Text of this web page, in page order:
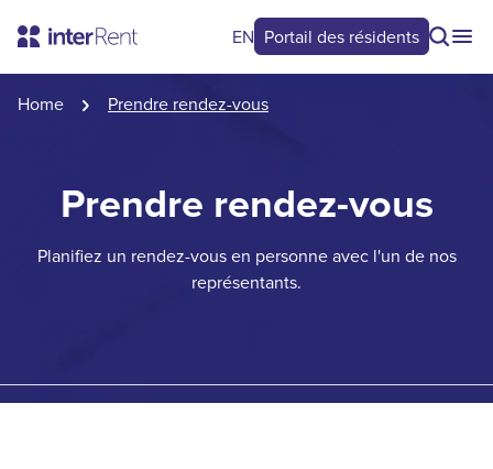
EN Portail des résidents
Home Prendre rendez-vous
Prendre rendez-vous
Planifiez un rendez-vous en personne avec l'un de nos
représentants.